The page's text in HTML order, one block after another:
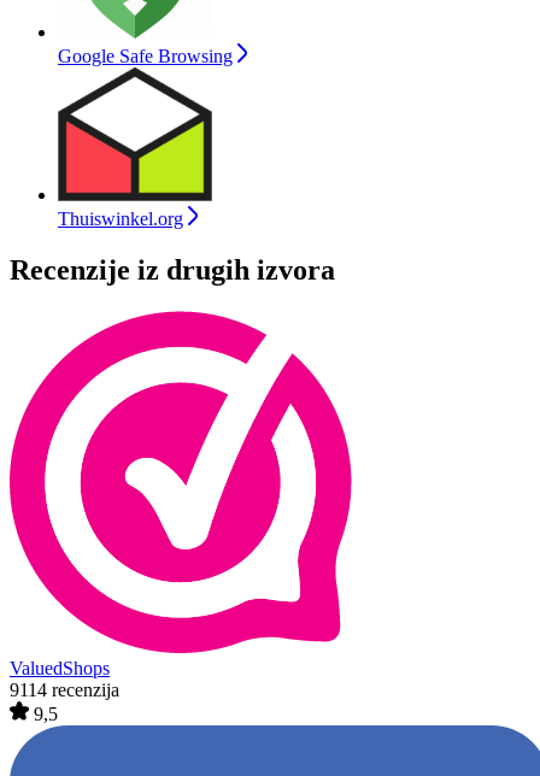
Google Safe Browsing
Thuiswinkel.org
Recenzije iz drugih izvora
ValuedShops
9114 recenzija
9,5